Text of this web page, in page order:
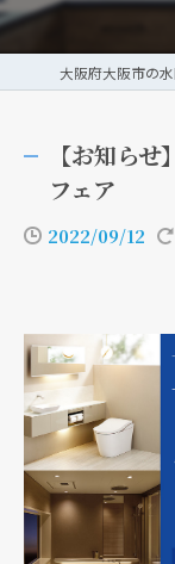
【お知ら
フェア
2022/09/12